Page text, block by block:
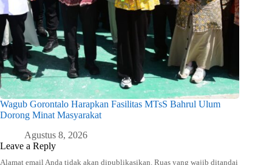
Wagub Gorontalo Harapkan Fasilitas MTsS Bahrul Ulum
Dorong Minat Masyarakat
Agustus 8, 2026
Leave a Reply
Alamat email Anda tidak akan dipublikasikan. Ruas yang wajib ditandai